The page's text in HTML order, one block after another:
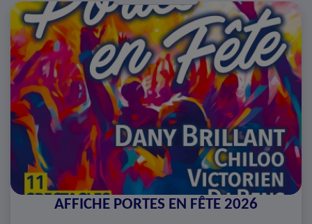
AFFICHE PORTES EN FÊTE 2026